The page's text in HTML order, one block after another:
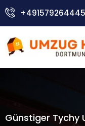
Zum
Inhalt
Günstiger Tychy